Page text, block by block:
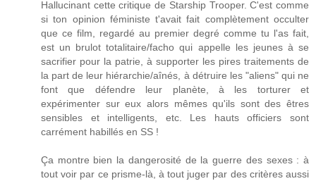
Hallucinant cette critique de Starship Trooper. C'est comme
si ton opinion féministe t'avait fait complètement occulter
que ce film, regardé au premier degré comme tu l'as fait,
est un brulot totalitaire/facho qui appelle les jeunes à se
sacrifier pour la patrie, à supporter les pires traitements de
la part de leur hiérarchie/aînés, à détruire les "aliens" qui ne
font que défendre leur planète, à les torturer et
expérimenter sur eux alors mêmes qu'ils sont des êtres
sensibles et intelligents, etc. Les hauts officiers sont
carrément habillés en SS !
Ça montre bien la dangerosité de la guerre des sexes : à
tout voir par ce prisme-là, à tout juger par des critères aussi